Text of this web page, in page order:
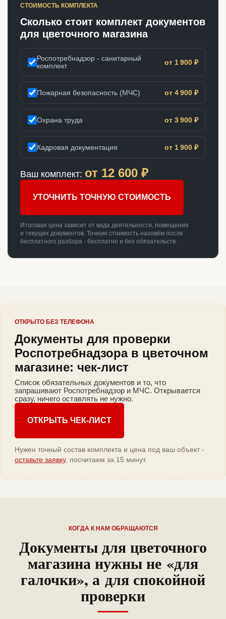
СТОИМОСТЬ КОМПЛЕКТА
Сколько стоит комплект документов
для цветочного магазина
Роспотребнадзор - санитарный
комплект
от 1 900 ₽
Пожарная безопасность (МЧС) от 4 900 ₽
Охрана труда от 3 900 ₽
Кадровая документация от 1 900 ₽
Ваш комплект: от 12 600 ₽
УТОЧНИТЬ ТОЧНУЮ СТОИМОСТЬ
Итоговая цена зависит от вида деятельности, помещения
и текущих документов. Точную стоимость назовём после
бесплатного разбора - бесплатно и без обязательств.
ОТКРЫТО БЕЗ ТЕЛЕФОНА
Документы для проверки
Роспотребнадзора в цветочном
магазине: чек-лист
Список обязательных документов и то, что
запрашивают Роспотребнадзор и МЧС. Открывается
сразу, ничего оставлять не нужно.
ОТКРЫТЬ ЧЕК-ЛИСТ
Нужен точный состав комплекта и цена под ваш объект -
оставьте заявку, посчитаем за 15 минут.
КОГДА К НАМ ОБРАЩАЮТСЯ
Документы для цветочного
магазина нужны не «для
галочки», а для спокойной
проверки